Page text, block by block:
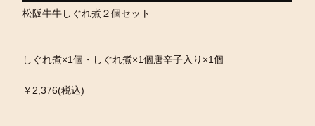
松阪牛牛しぐれ煮２個セット
しぐれ煮×1個・しぐれ煮×1個唐辛子入り×1個
￥2,376(税込)